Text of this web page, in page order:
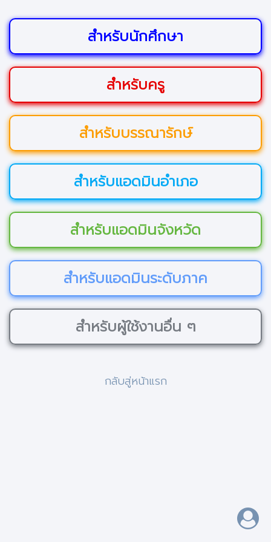
สำหรับนักศึกษา
สำหรับครู
สำหรับบรรณารักษ์
สำหรับแอดมินอำเภอ
สำหรับแอดมินจังหวัด
สำหรับแอดมินระดับภาค
สำหรับผู้ใช้งานอื่น ๆ
กลับสู่หน้าแรก